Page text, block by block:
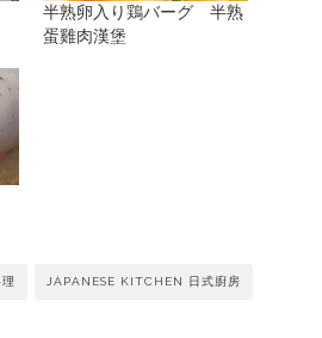
半熟卵入り鶏バーグ 半熟
蛋雞肉漢堡
JAPANESE KITCHEN 日式廚房